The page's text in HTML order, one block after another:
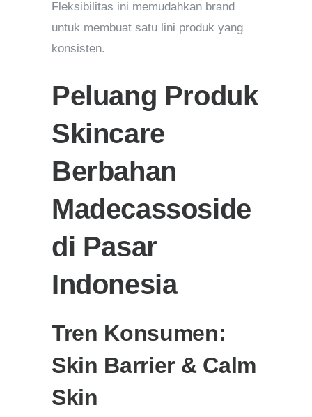
Fleksibilitas ini memudahkan brand
untuk membuat satu lini produk yang
konsisten.
Peluang Produk
Skincare
Berbahan
Madecassoside
di Pasar
Indonesia
Tren Konsumen:
Skin Barrier & Calm
Skin